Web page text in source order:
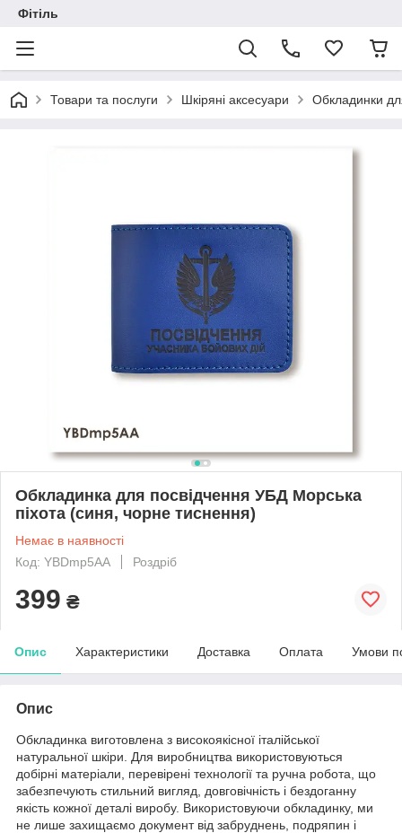
Фітіль
Товари та послуги Шкіряні аксесуари Обкладинки
Обкладинка для посвідчення УБД Морська
піхота (синя, чорне тиснення)
Немає в наявності
Код: YBDmp5AA
Роздріб
399 ₴
Опис Характеристики Доставка Оплата Умови
Опис
Обкладинка виготовлена з високоякісної італійської
натуральної шкіри. Для виробництва використовуються
добірні матеріали, перевірені технології та ручна робота, що
забезпечують стильний вигляд, довговічність і бездоганну
якість кожної деталі виробу. Використовуючи обкладинку, ми
не лише захищаємо документ від забруднень, подряпин і